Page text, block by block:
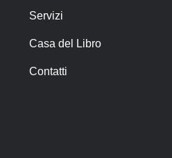
Servizi
Casa del Libro
Contatti